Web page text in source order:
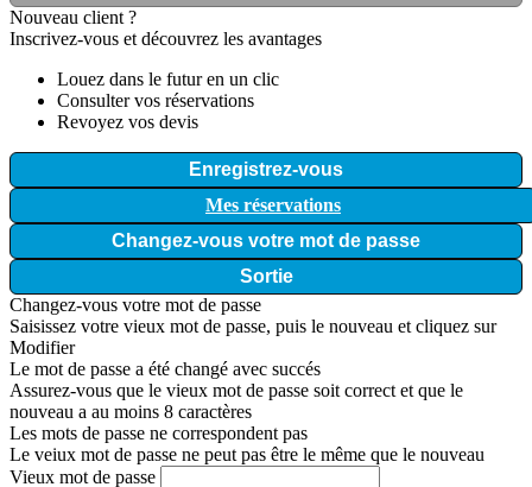
Nouveau client ?
Inscrivez-vous et découvrez les avantages
Louez dans le futur en un clic
Consulter vos réservations
Revoyez vos devis
Enregistrez-vous
Mes réservations
Changez-vous votre mot de passe
Sortie
Changez-vous votre mot de passe
Saisissez votre vieux mot de passe, puis le nouveau et cliquez sur
Modifier
Le mot de passe a été changé avec succés
Assurez-vous que le vieux mot de passe soit correct et que le
nouveau a au moins 8 caractères
Les mots de passe ne correspondent pas
Le veiux mot de passe ne peut pas être le même que le nouveau
Vieux mot de passe